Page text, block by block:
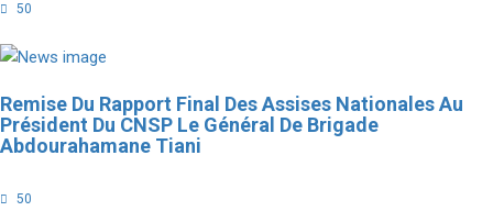
50
Remise Du Rapport Final Des Assises Nationales Au
Président Du CNSP Le Général De Brigade
Abdourahamane Tiani
50